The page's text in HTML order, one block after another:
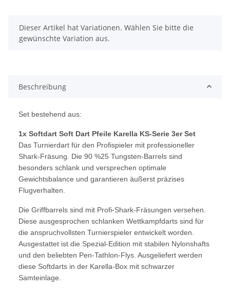
x
Dieser Artikel hat Variationen. Wählen Sie bitte die
gewünschte Variation aus.
Beschreibung
Set bestehend aus:
1x Softdart Soft Dart Pfeile Karella KS-Serie 3er Set
Das Turnierdart für den Profispieler mit professioneller
Shark-Fräsung. Die 90 %25 Tungsten-Barrels sind
besonders schlank und versprechen optimale
Gewichtsbalance und garantieren äußerst präzises
Flugverhalten.
Die Griffbarrels sind mit Profi-Shark-Fräsungen versehen.
Diese ausgesprochen schlanken Wettkampfdarts sind für
die anspruchvollsten Turnierspieler entwickelt worden.
Ausgestattet ist die Spezial-Edition mit stabilen Nylonshafts
und den beliebten Pen-Tathlon-Flys. Ausgeliefert werden
diese Softdarts in der Karella-Box mit schwarzer
Samteinlage.